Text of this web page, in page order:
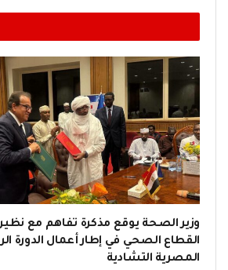
وزير الصحة يوقع مذكرة تفاهم مع
القطاع الصحي في إطار أعمال الدورة
المصرية التشادية